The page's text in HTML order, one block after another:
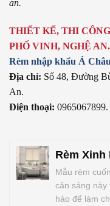
an.
THIẾT KẾ, THI
PHỐ VINH, NGHỆ AN.
Rèm nhập khẩu Á
Địa chỉ: Số 48, Đường
An.
Điện thoại:
Rèm Xinh
Mẫu rèm
cản sáng này
hảo để làm